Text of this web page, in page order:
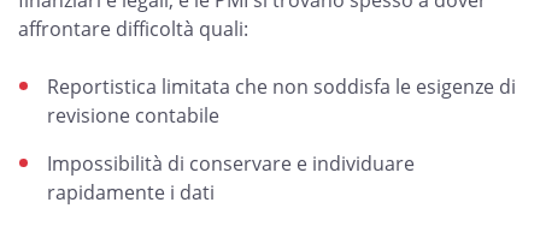
affrontare difficoltà quali:
Reportistica limitata che non soddisfa le esigenze di
revisione contabile
Impossibilità di conservare e individuare
rapidamente i dati